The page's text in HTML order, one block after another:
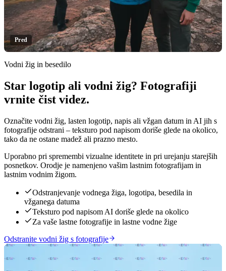
Kliknite za razkritje
Pred
Vodni žig in besedilo
Star logotip ali vodni žig? Fotografiji
vrnite čist videz.
Označite vodni žig, lasten logotip, napis ali vžgan datum in AI jih s
fotografije odstrani – teksturo pod napisom doriše glede na okolico,
tako da ne ostane madež ali prazno mesto.
Uporabno pri spremembi vizualne identitete in pri urejanju starejših
posnetkov. Orodje je namenjeno vašim lastnim fotografijam in
lastnim vodnim žigom.
Odstranjevanje vodnega žiga, logotipa, besedila in
vžganega datuma
Teksturo pod napisom AI doriše glede na okolico
Za vaše lastne fotografije in lastne vodne žige
Odstranite vodni žig s fotografije